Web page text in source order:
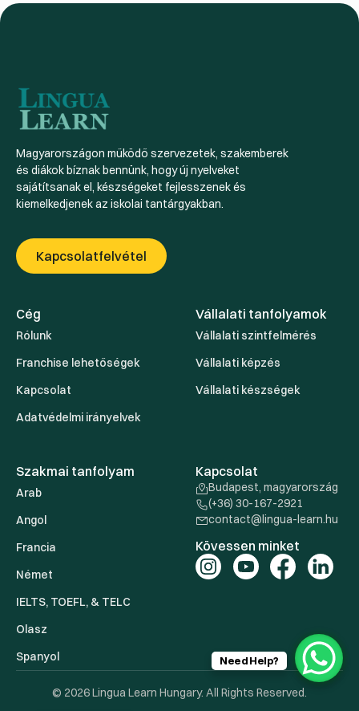
Magyarországon működő szervezetek, szakemberek
és diákok bíznak bennünk, hogy új nyelveket
sajátítsanak el, készségeket fejlesszenek és
kiemelkedjenek az iskolai tantárgyakban.
Kapcsolatfelvétel
Cég
Rólunk
Franchise lehetőségek
Kapcsolat
Adatvédelmi irányelvek
Vállalati tanfolyamok
Vállalati szintfelmérés
Vállalati képzés
Vállalati készségek
Szakmai tanfolyam
Arab
Angol
Francia
Német
IELTS, TOEFL, & TELC
Olasz
Spanyol
Kapcsolat
Budapest, magyarország
(+36) 30-167-2921
contact@lingua-learn.hu
Kövessen minket
© 2026 Lingua Learn Hungary. All Rights Reserved.
Need Help?